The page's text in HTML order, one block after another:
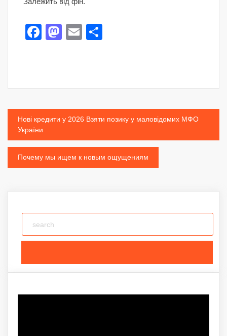
Facebook
Mastodon
Email
Post
navigation
Нові кредити у 2026 Взяти позику у маловідомих МФО
України
Почему мы ищем к новым ощущениям